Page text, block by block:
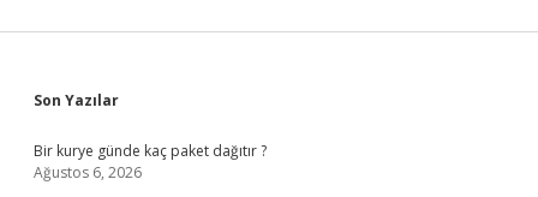
Sidebar
Son Yazılar
Bir kurye günde kaç paket dağıtır ?
Ağustos 6, 2026